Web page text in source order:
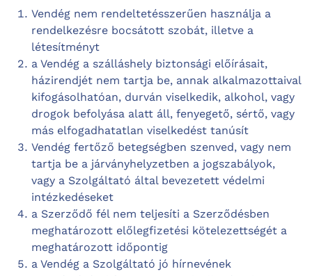
Vendég nem rendeltetésszerűen használja a
rendelkezésre bocsátott szobát, illetve a
létesítményt
a Vendég a szálláshely biztonsági előírásait,
házirendjét nem tartja be, annak alkalmazottaival
kifogásolhatóan, durván viselkedik, alkohol, vagy
drogok befolyása alatt áll, fenyegető, sértő, vagy
más elfogadhatatlan viselkedést tanúsít
Vendég fertőző betegségben szenved, vagy nem
tartja be a járványhelyzetben a jogszabályok,
vagy a Szolgáltató által bevezetett védelmi
intézkedéseket
a Szerződő fél nem teljesíti a Szerződésben
meghatározott előlegfizetési kötelezettségét a
meghatározott időpontig
a Vendég a Szolgáltató jó hírnevének